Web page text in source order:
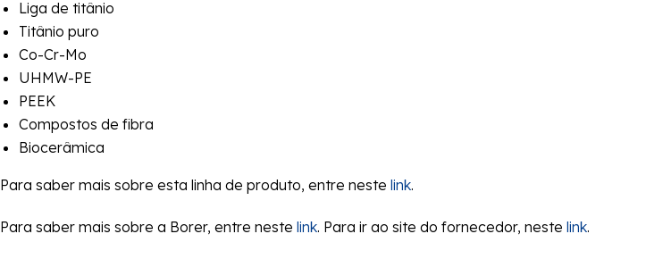
Liga de titânio
Titânio puro
Co-Cr-Mo
UHMW-PE
PEEK
Compostos de fibra
Biocerâmica
Para saber mais sobre esta linha de produto, entre neste link.
Para saber mais sobre a Borer, entre neste link. Para ir ao site do fornecedor, neste link.